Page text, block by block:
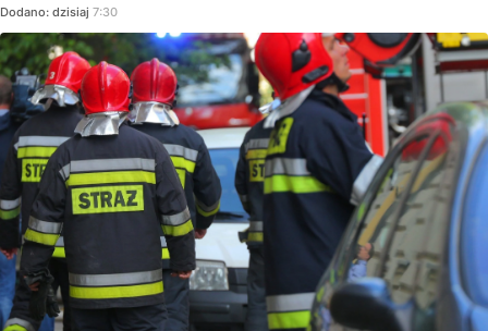
Dodano: dzisiaj 7:30